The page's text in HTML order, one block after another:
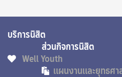
บริกา
ส่วนกิจการนิสิต
Well Youth
แผนงานและยุทธศ